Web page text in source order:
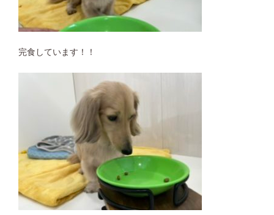
完食しています！！